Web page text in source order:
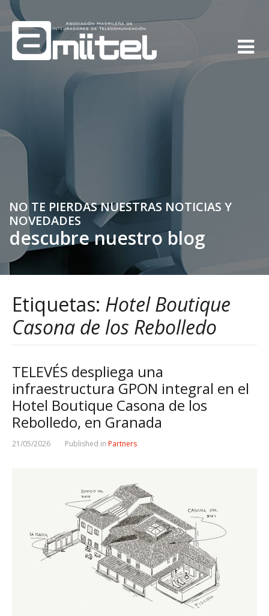
NO TE PIERDAS NUESTRAS NOTICIAS Y
NOVEDADES
descubre nuestro blog
Etiquetas: Hotel Boutique
Casona de los Rebolledo
TELEVÉS despliega una
infraestructura GPON integral en el
Hotel Boutique Casona de los
Rebolledo, en Granada
21/05/2026 Published in Partners